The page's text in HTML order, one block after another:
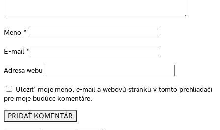
Meno *
E-mail *
Adresa webu
Uložiť moje meno, e-mail a webovú stránku v tomto prehliadači
pre moje budúce komentáre.